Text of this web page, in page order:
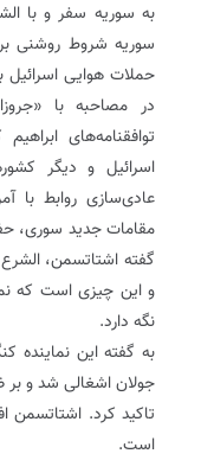
به سوریه سفر و با
سوریه شروط روشنی
حملات هوایی
در مصاحبه با
توافقنامه‌های
اسرائیل و دیگر
عادی‌سازی روابط با
مقامات جدید سوری،
گفته اشتاتسمن،
و این چیزی است که
نگه دارد.
به گفته این نماینده
جولان اشغالی شد و
تاکید کرد. اشتاتسمن
است.